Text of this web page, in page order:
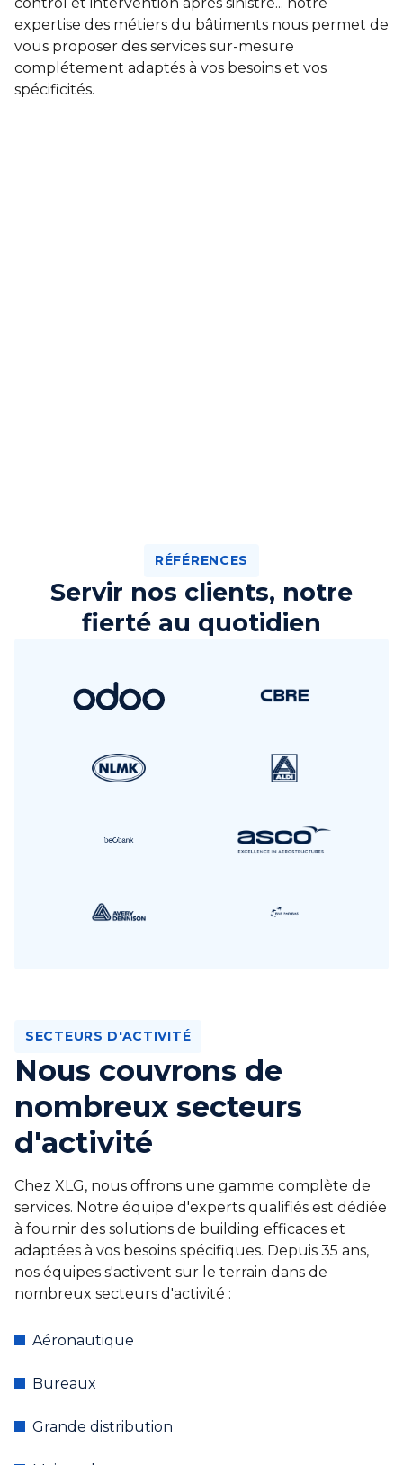
expertise des métiers du bâtiments nous permet de
vous proposer des services sur-mesure
complétement adaptés à vos besoins et vos
spécificités.
RÉFÉRENCES
Servir nos clients, notre
fierté au quotidien
SECTEURS D'ACTIVITÉ
Nous couvrons de
nombreux secteurs
d'activité
Chez XLG, nous offrons une gamme complète de
services. Notre équipe d'experts qualifiés est dédiée
à fournir des solutions de building efficaces et
adaptées à vos besoins spécifiques. Depuis 35 ans,
nos équipes s'activent sur le terrain dans de
nombreux secteurs d'activité :
Aéronautique
Bureaux
Grande distribution